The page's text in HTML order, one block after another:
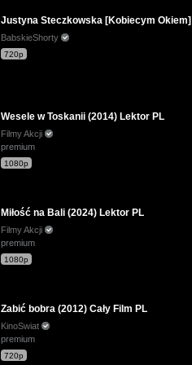
Justyna Steczkowska [Kobiecym
BabskieShorty
720p
Wesele w Toskanii (2014) Lektor PL
Filmy Akcji
premium
1080p
Miłość na Bali (2024) Lektor PL
Filmy Akcji
premium
1080p
Zabić bobra (2012) Cały Film PL
KinoSwiat
premium
720p